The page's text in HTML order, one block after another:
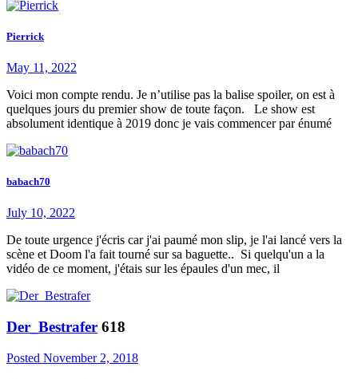
Pierrick
May 11, 2022
Voici mon compte rendu. Je n’utilise pas la balise spoiler, on est à
quelques jours du premier show de toute façon. Le show est
absolument identique à 2019 donc je vais commencer par énumé
babach70
July 10, 2022
De toute urgence j'écris car j'ai paumé mon slip, je l'ai lancé vers la
scène et Doom l'a fait tourné sur sa baguette.. Si quelqu'un a la
vidéo de ce moment, j'étais sur les épaules d'un mec, il
Der_Bestrafer 618
Posted November 2, 2018